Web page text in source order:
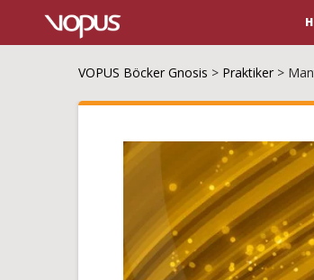
VOPUS Böcker Gnosis > Praktiker >